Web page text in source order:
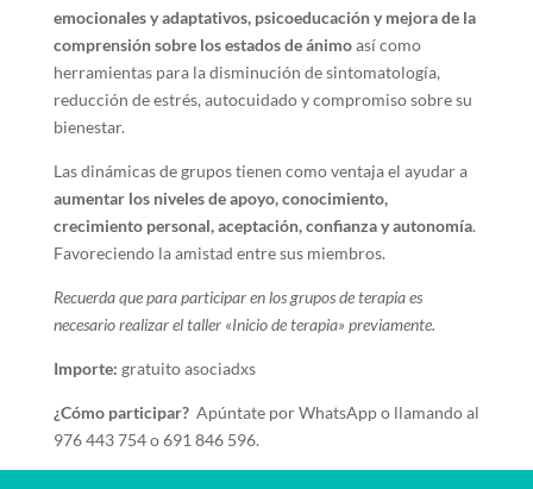
emocionales y adaptativos, psicoeducación y mejora de la
comprensión sobre los estados de ánimoasí como
herramientas para la disminución de sintomatología,
reducción de estrés, autocuidado y compromiso sobre su
bienestar.
Las dinámicas de grupos tienen como ventaja el ayudar a
aumentar los niveles de apoyo, conocimiento,
crecimiento personal, aceptación, confianza y autonomía.
Favoreciendo la amistad entre sus miembros.
Recuerda que para participar en los grupos de terapia es
necesario realizar el taller «Inicio de terapia» previamente.
Importe: gratuito asociadxs
¿Cómo participar? Apúntate por WhatsApp o llamando al
976 443 754 o 691 846 596.